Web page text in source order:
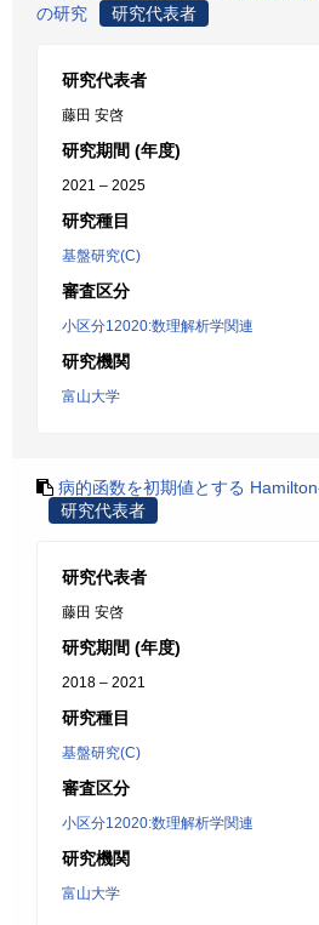
の研究
研究代表者
研究代表者
藤田 安啓
研究期間 (年度)
2021 – 2025
研究種目
基盤研究(C)
審査区分
小区分12020:数理解析学関連
研究機関
富山大学
病的函数を初期値とする
研究代表者
研究代表者
藤田 安啓
研究期間 (年度)
2018 – 2021
研究種目
基盤研究(C)
審査区分
小区分12020:数理解析学関連
研究機関
富山大学